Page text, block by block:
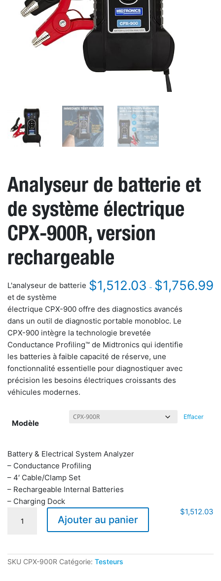
Analyseur de batterie et
de système électrique
CPX-900R, version
rechargeable
$1,512.03 - $1,756.99
L'analyseur de batterie
et de système
électrique CPX-900 offre des diagnostics avancés
dans un outil de diagnostic portable monobloc. Le
CPX-900 intègre la technologie brevetée
Conductance Profiling™ de Midtronics qui identifie
les batteries à faible capacité de réserve, une
fonctionnalité essentielle pour diagnostiquer avec
précision les besoins électriques croissants des
véhicules modernes.
Modèle
Effacer
Battery & Electrical System Analyzer
– Conductance Profiling
– 4′ Cable/Clamp Set
– Rechargeable Internal Batteries
– Charging Dock
$1,512.03
système
électrique
Ajouter au panier
SKU CPX-900R Catégorie: Testeurs